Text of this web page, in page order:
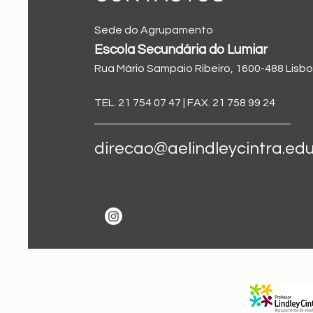
Sede do Agrupamento
Escola Secundária do Lumiar
Rua Mário Sampaio Ribeiro, 1600-488
TEL. 21 754 07 47 | FAX. 21 758 99 24